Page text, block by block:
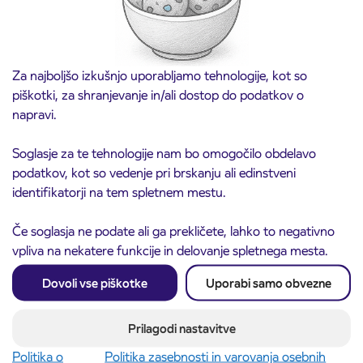
Za najboljšo izkušnjo uporabljamo tehnologije, kot so
piškotki, za shranjevanje in/ali dostop do podatkov o
napravi.
Soglasje za te tehnologije nam bo omogočilo obdelavo
podatkov, kot so vedenje pri brskanju ali edinstveni
identifikatorji na tem spletnem mestu.
Če soglasja ne podate ali ga prekličete, lahko to negativno
vpliva na nekatere funkcije in delovanje spletnega mesta.
Dovoli vse piškotke Uporabi samo obvezne
Prilagodi nastavitve
Politika o
Politika zasebnosti in varovanja osebnih
3. 8. 2026
Obvestilo o popolni zapori ceste
Kranj
Preberite objavo